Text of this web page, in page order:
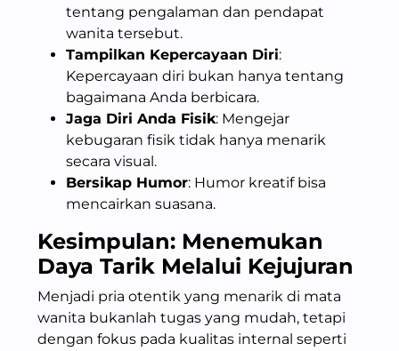
tentang pengalaman dan pendapat
wanita tersebut.
Tampilkan Kepercayaan Diri:
Kepercayaan diri bukan hanya tentang
bagaimana Anda berbicara.
Jaga Diri Anda Fisik: Mengejar
kebugaran fisik tidak hanya menarik
secara visual.
Bersikap Humor: Humor kreatif bisa
mencairkan suasana.
Kesimpulan: Menemukan
Daya Tarik Melalui Kejujuran
Menjadi pria otentik yang menarik di mata
wanita bukanlah tugas yang mudah, tetapi
dengan fokus pada kualitas internal seperti